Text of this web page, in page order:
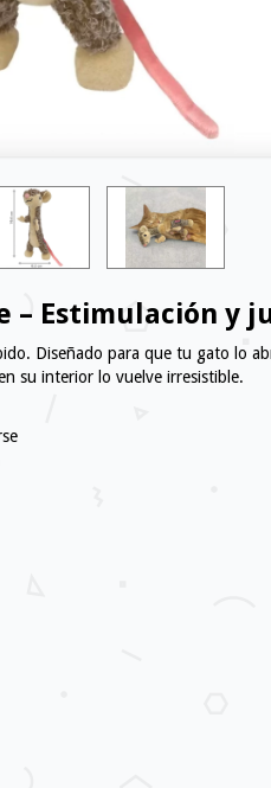
– Estimulación y
Diseñado para que tu gato lo
su interior lo vuelve irresistible.